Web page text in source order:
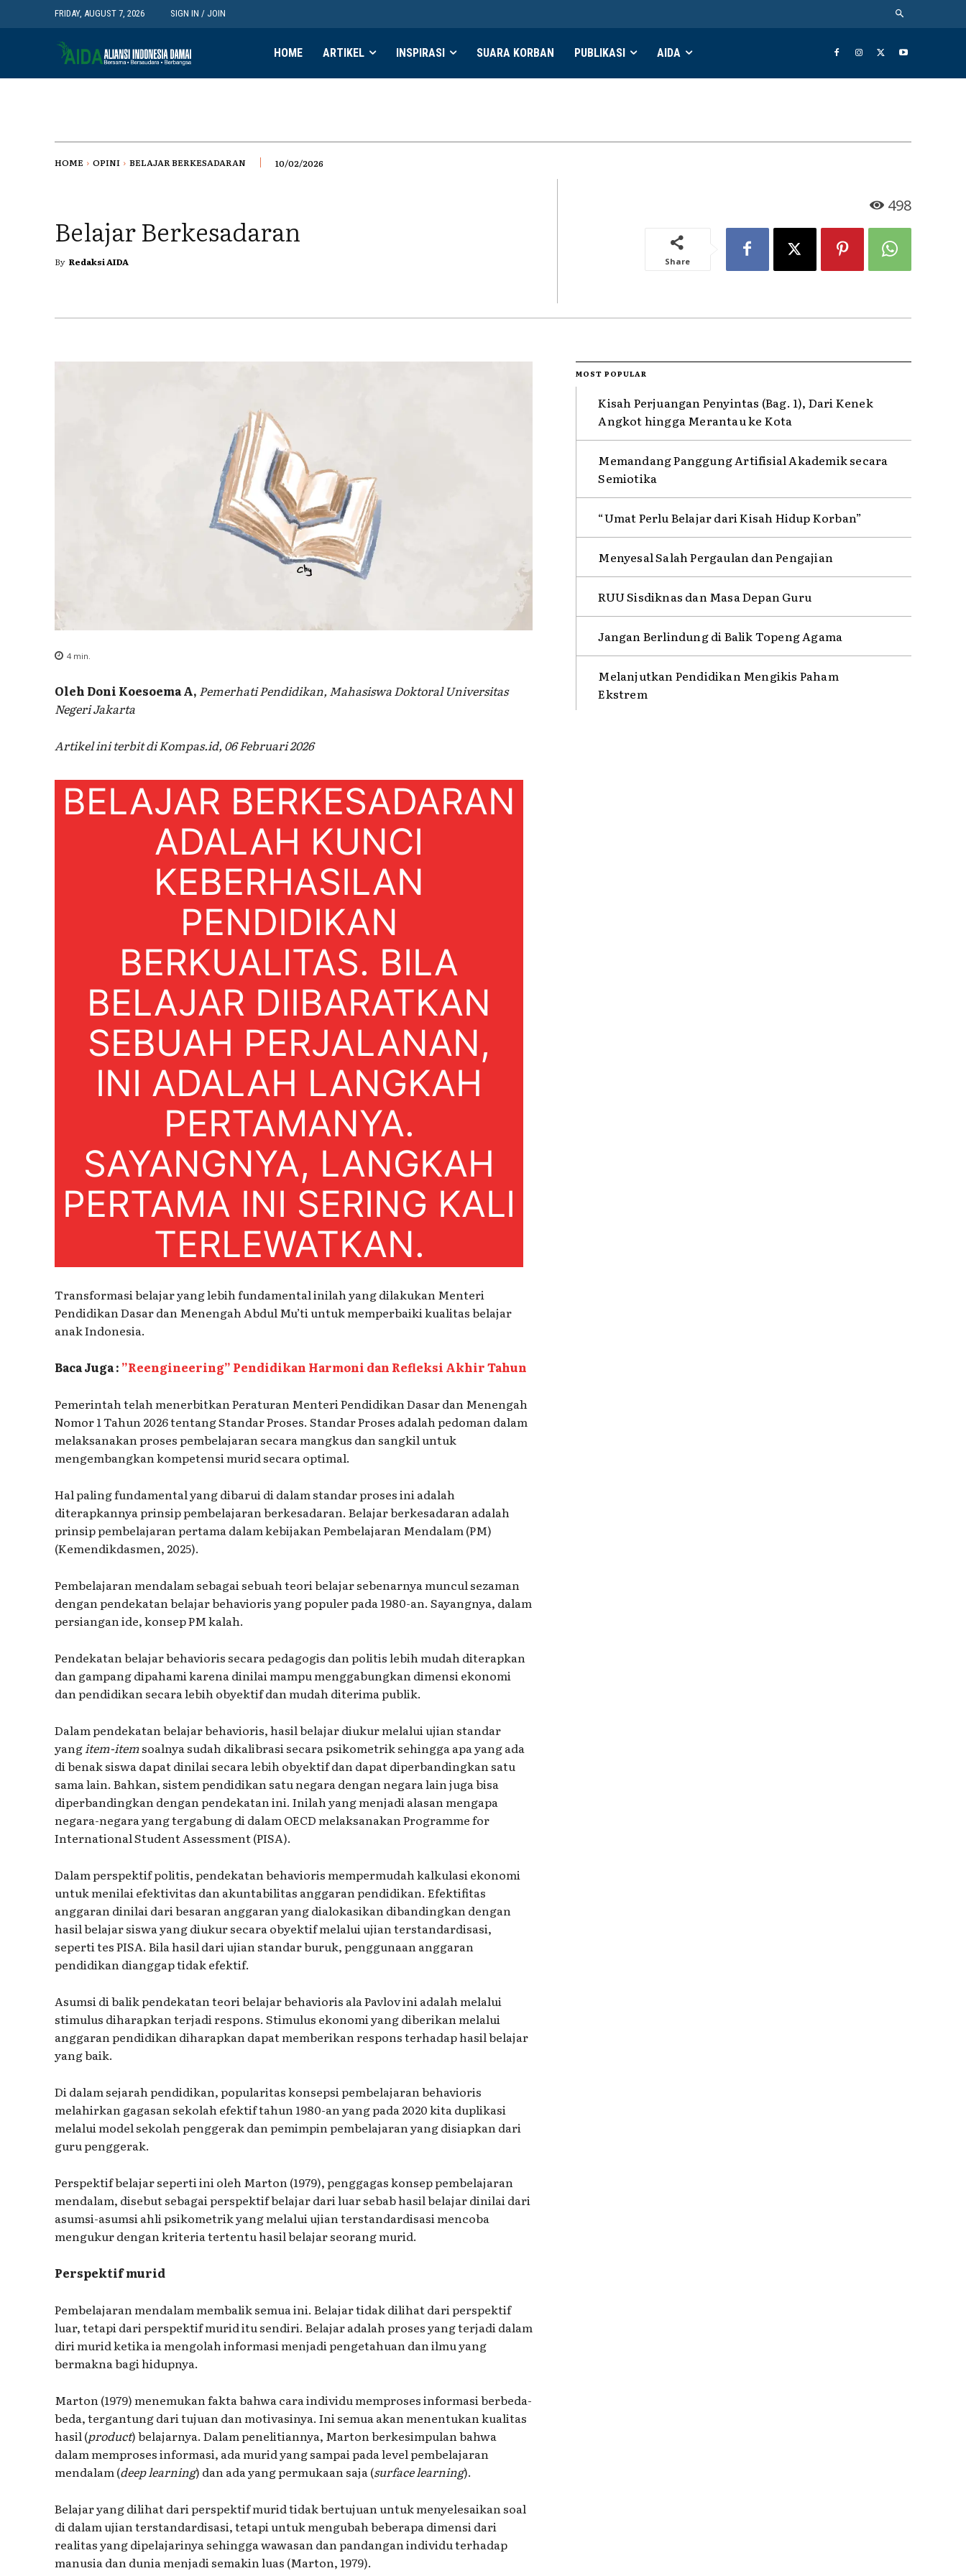
FRIDAY, AUGUST 7, 2026 SIGN IN / JOIN
HOME ARTIKEL INSPIRASI SUARA KORBAN PUBLIKASI AIDA
HOME OPINI BELAJAR BERKESADARAN 10/02/2026
Belajar Berkesadaran
By Redaksi AIDA
498
Share
4 min.
Oleh Doni Koesoema A, Pemerhati Pendidikan, Mahasiswa Doktoral Universitas
Negeri Jakarta
Artikel ini terbit di Kompas.id, 06 Februari 2026
BELAJAR BERKESADARAN
ADALAH KUNCI
KEBERHASILAN
PENDIDIKAN
BERKUALITAS. BILA
BELAJAR DIIBARATKAN
SEBUAH PERJALANAN,
INI ADALAH LANGKAH
PERTAMANYA.
SAYANGNYA, LANGKAH
PERTAMA INI SERING KALI
TERLEWATKAN.
Transformasi belajar yang lebih fundamental inilah yang dilakukan Menteri
Pendidikan Dasar dan Menengah Abdul Mu’ti untuk memperbaiki kualitas belajar
anak Indonesia.
Baca Juga : ”Reengineering” Pendidikan Harmoni dan Refleksi Akhir Tahun
Pemerintah telah menerbitkan Peraturan Menteri Pendidikan Dasar dan Menengah
Nomor 1 Tahun 2026 tentang Standar Proses. Standar Proses adalah pedoman dalam
melaksanakan proses pembelajaran secara mangkus dan sangkil untuk
mengembangkan kompetensi murid secara optimal.
Hal paling fundamental yang dibarui di dalam standar proses ini adalah
diterapkannya prinsip pembelajaran berkesadaran. Belajar berkesadaran adalah
prinsip pembelajaran pertama dalam kebijakan Pembelajaran Mendalam (PM)
(Kemendikdasmen, 2025).
Pembelajaran mendalam sebagai sebuah teori belajar sebenarnya muncul sezaman
dengan pendekatan belajar behavioris yang populer pada 1980-an. Sayangnya, dalam
persiangan ide, konsep PM kalah.
Pendekatan belajar behavioris secara pedagogis dan politis lebih mudah diterapkan
dan gampang dipahami karena dinilai mampu menggabungkan dimensi ekonomi
dan pendidikan secara lebih obyektif dan mudah diterima publik.
Dalam pendekatan belajar behavioris, hasil belajar diukur melalui ujian standar
yangitem-itemsoalnya sudah dikalibrasi secara psikometrik sehingga apa yang ada
di benak siswa dapat dinilai secara lebih obyektif dan dapat diperbandingkan satu
sama lain. Bahkan, sistem pendidikan satu negara dengan negara lain juga bisa
diperbandingkan dengan pendekatan ini. Inilah yang menjadi alasan mengapa
negara-negara yang tergabung di dalam OECD melaksanakan Programme for
International Student Assessment (PISA).
Dalam perspektif politis, pendekatan behavioris mempermudah kalkulasi ekonomi
untuk menilai efektivitas dan akuntabilitas anggaran pendidikan. Efektifitas
anggaran dinilai dari besaran anggaran yang dialokasikan dibandingkan dengan
hasil belajar siswa yang diukur secara obyektif melalui ujian terstandardisasi,
seperti tes PISA. Bila hasil dari ujian standar buruk, penggunaan anggaran
pendidikan dianggap tidak efektif.
Asumsi di balik pendekatan teori belajar behavioris ala Pavlov ini adalah melalui
stimulus diharapkan terjadi respons. Stimulus ekonomi yang diberikan melalui
anggaran pendidikan diharapkan dapat memberikan respons terhadap hasil belajar
yang baik.
Di dalam sejarah pendidikan, popularitas konsepsi pembelajaran behavioris
melahirkan gagasan sekolah efektif tahun 1980-an yang pada 2020 kita duplikasi
melalui model sekolah penggerak dan pemimpin pembelajaran yang disiapkan dari
guru penggerak.
Perspektif belajar seperti ini oleh Marton (1979), penggagas konsep pembelajaran
mendalam, disebut sebagai perspektif belajar dari luar sebab hasil belajar dinilai dari
asumsi-asumsi ahli psikometrik yang melalui ujian terstandardisasi mencoba
mengukur dengan kriteria tertentu hasil belajar seorang murid.
Perspektif murid
Pembelajaran mendalam membalik semua ini. Belajar tidak dilihat dari perspektif
luar, tetapi dari perspektif murid itu sendiri. Belajar adalah proses yang terjadi dalam
diri murid ketika ia mengolah informasi menjadi pengetahuan dan ilmu yang
bermakna bagi hidupnya.
Marton (1979) menemukan fakta bahwa cara individu memproses informasi berbeda-
beda, tergantung dari tujuan dan motivasinya. Ini semua akan menentukan kualitas
hasil (product) belajarnya. Dalam penelitiannya, Marton berkesimpulan bahwa
dalam memproses informasi, ada murid yang sampai pada level pembelajaran
mendalam (deep learning) dan ada yang permukaan saja (surface learning).
Belajar yang dilihat dari perspektif murid tidak bertujuan untuk menyelesaikan soal
di dalam ujian terstandardisasi, tetapi untuk mengubah beberapa dimensi dari
realitas yang dipelajarinya sehingga wawasan dan pandangan individu terhadap
manusia dan dunia menjadi semakin luas (Marton, 1979).
MOST POPULAR
Kisah Perjuangan Penyintas (Bag. 1), Dari Kenek
Angkot hingga Merantau ke Kota
Memandang Panggung Artifisial Akademik secara
Semiotika
“Umat Perlu Belajar dari Kisah Hidup Korban”
Menyesal Salah Pergaulan dan Pengajian
RUU Sisdiknas dan Masa Depan Guru
Jangan Berlindung di Balik Topeng Agama
Melanjutkan Pendidikan Mengikis Paham
Ekstrem